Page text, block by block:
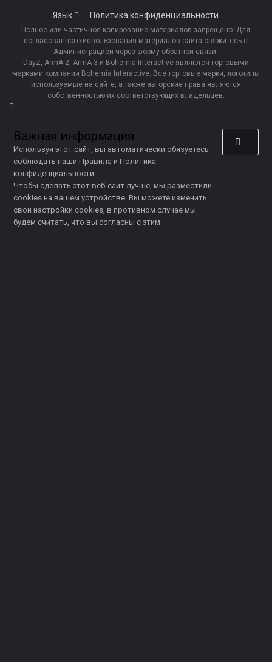
Язык Политика конфиденциальности
Полное или частичное копирование материалов запрещено. Для
согласованного использования материалов сайта свяжитесь с
Администрацией через форму обратной связи.
DayZ, ArmA 2, ArmA 3 и Bohemia Interactive являются торговыми
марками компании Bohemia Interactive. Все торговые марки, логотипы
используемые на сайте, а также авторские права являются
собственностью их соответствующих владельцев.
Важная информация
Используя этот сайт, вы автоматически обязуетесь
соблюдать наши Правила и Политика
конфиденциальности
Чтобы сделать этот веб-сайт лучше, мы разместили
cookies на вашем устройстве. Вы можете изменить
свои настройки cookies , в противном случае мы
будем считать, что вы согласны с этим.
Я